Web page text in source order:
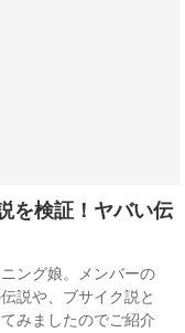
を検証！ヤバい伝
ング娘。メンバーの
説や、ブサイク説と
みましたのでご紹介